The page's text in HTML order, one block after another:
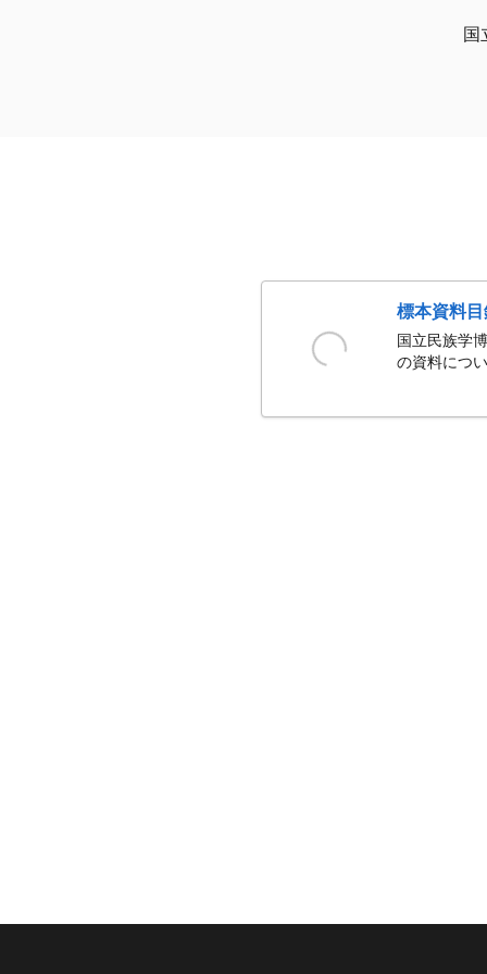
国
標本資料
国立民族学
の資料につい